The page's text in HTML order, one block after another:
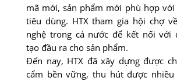
mã mới, sản phẩm mới phù hợp
tiêu dùng. HTX tham gia hội chợ
nghệ trong cả nước để kết nối với
tạo đầu ra cho sản phẩm.
Đến nay, HTX đã xây dựng được
cẩm bền vững, thu hút được